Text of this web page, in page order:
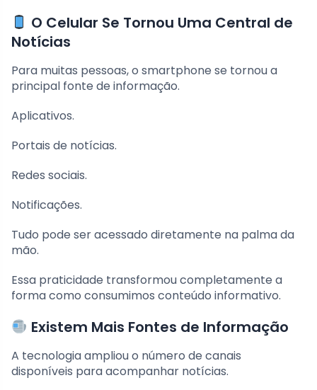
O Celular Se Tornou Uma Central de
Notícias
Para muitas pessoas, o smartphone se tornou a
principal fonte de informação.
Aplicativos.
Portais de notícias.
Redes sociais.
Notificações.
Tudo pode ser acessado diretamente na palma da
mão.
Essa praticidade transformou completamente a
forma como consumimos conteúdo informativo.
Existem Mais Fontes de Informação
A tecnologia ampliou o número de canais
disponíveis para acompanhar notícias.